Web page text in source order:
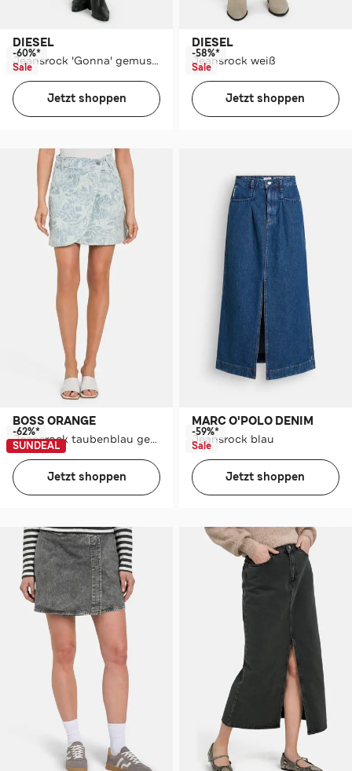
DIESEL
Jeansrock 'Gonna' gemustert
-60%*
Sale
Jetzt shoppen
DIESEL
Jeansrock weiß
-58%*
Sale
Jetzt shoppen
BOSS ORANGE
Jeansrock taubenblau gemustert
-62%*
SUNDEAL
Jetzt shoppen
MARC O'POLO DENIM
Jeansrock blau
-59%*
Sale
Jetzt shoppen